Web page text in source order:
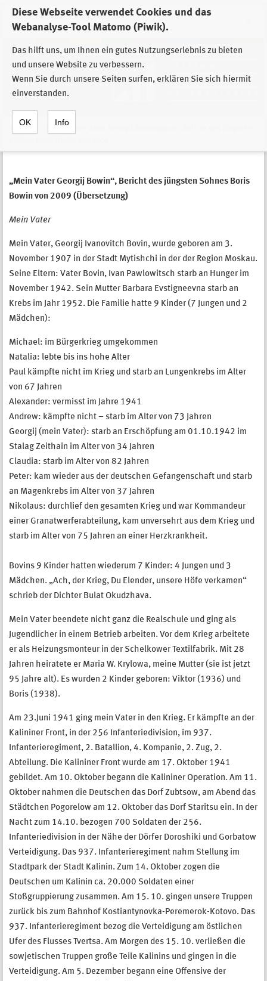
Diese Webseite verwendet Cookies und das
Webanalyse-Tool Matomo (Piwik).
Das hilft uns, um Ihnen ein gutes Nutzungserlebnis zu bieten
und unsere Website zu verbessern.
Wenn Sie durch unsere Seiten surfen, erklären Sie sich hiermit
einverstanden.
OK Info
Zur Auswahl der Einrichtungen der
Stiftung Sächsische Gedenkstätten
„Mein Vater Georgij Bowin“, Bericht des jüngsten Sohnes Boris
Bowin von 2009 (Übersetzung)
Mein Vater
Mein Vater, Georgij Ivanovitch Bovin, wurde geboren am 3.
November 1907 in der Stadt Mytishchi in der der Region Moskau.
Seine Eltern: Vater Bovin, Ivan Pawlowitsch starb an Hunger im
November 1942. Sein Mutter Barbara Evstigneevna starb an
Krebs im Jahr 1952. Die Familie hatte 9 Kinder (7 Jungen und 2
Mädchen):
Michael: im Bürgerkrieg umgekommen
Natalia: lebte bis ins hohe Alter
Paul kämpfte nicht im Krieg und starb an Lungenkrebs im Alter
von 67 Jahren
Alexander: vermisst im Jahre 1941
Andrew: kämpfte nicht – starb im Alter von 73 Jahren
Georgij (mein Vater): starb an Erschöpfung am 01.10.1942 im
Stalag Zeithain im Alter von 34 Jahren
Claudia: starb im Alter von 82 Jahren
Peter: kam wieder aus der deutschen Gefangenschaft und starb
an Magenkrebs im Alter von 37 Jahren
Nikolaus: durchlief den gesamten Krieg und war Kommandeur
einer Granatwerferabteilung, kam unversehrt aus dem Krieg und
starb im Alter von 75 Jahren an einer Herzkrankheit.
Bovins 9 Kinder hatten wiederum 7 Kinder: 4 Jungen und 3
Mädchen. „Ach, der Krieg, Du Elender, unsere Höfe verkamen“
schrieb der Dichter Bulat Okudzhava.
Mein Vater beendete nicht ganz die Realschule und ging als
Jugendlicher in einem Betrieb arbeiten. Vor dem Krieg arbeitete
er als Heizungsmonteur in der Schelkower Textilfabrik. Mit 28
Jahren heiratete er Maria W. Krylowa, meine Mutter (sie ist jetzt
95 Jahre alt). Es wurden 2 Kinder geboren: Viktor (1936) und
Boris (1938).
Am 23.Juni 1941 ging mein Vater in den Krieg. Er kämpfte an der
Kalininer Front, in der 256 Infanteriedivision, im 937.
Infanterieregiment, 2. Batallion, 4. Kompanie, 2. Zug, 2.
Abteilung. Die Kalininer Front wurde am 17. Oktober 1941
gebildet. Am 10. Oktober begann die Kalininer Operation. Am 11.
Oktober nahmen die Deutschen das Dorf Zubtsow, am Abend das
Städtchen Pogorelow am 12. Oktober das Dorf Staritsu ein. In der
Nacht zum 14.10. bezogen 700 Soldaten der 256.
Infanteriedivision in der Nähe der Dörfer Doroshiki und Gorbatow
Verteidigung. Das 937. Infanterieregiment nahm Stellung im
Stadtpark der Stadt Kalinin. Zum 14. Oktober zogen die
Deutschen um Kalinin ca. 20.000 Soldaten einer
Stoßgruppierung zusammen. Am 15. 10. gingen unsere Truppen
zurück bis zum Bahnhof Kostiantynovka-Peremerok-Kotovo. Das
937. Infanterieregiment bezog die Verteidigung am östlichen
Ufer des Flusses Tvertsa. Am Morgen des 15. 10. verließen die
sowjetischen Truppen große Teile Kalinins und gingen in die
Verteidigung. Am 5. Dezember begann eine Offensive der